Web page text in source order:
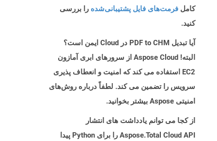
کامل فرمت‌های فایل پشتیبانی‌شده را بررسی
کنید.
آیا تبدیل PDF to CHM در Cloud ایمن است؟
البته! Aspose Cloud از سرورهای ابری آمازون
EC2 استفاده می کند که امنیت و انعطاف پذیری
سرویس را تضمین می کند. لطفاً درباره روش‌های
امنیتی Aspose بیشتر بخوانید.
از کجا می توانم یادداشت های انتشار
Aspose.Total Cloud API را برای Python پیدا